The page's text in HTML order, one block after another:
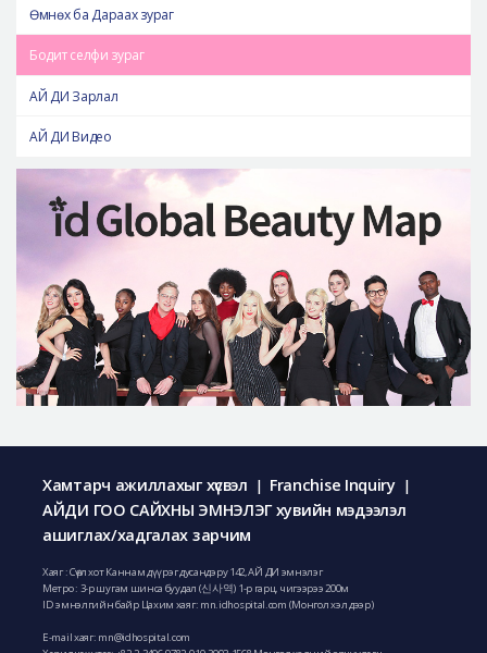
Өмнөх ба Дараах зураг
Бодит селфи зураг
АЙ ДИ Зарлал
АЙ ДИ Видео
Хамтарч ажиллахыг хүсвэл | Franchise Inquiry |
АЙДИ ГОО САЙХНЫ ЭМНЭЛЭГ хувийн мэдээлэл
ашиглах/хадгалах зарчим
Хаяг : Сөүл хот Каннам дүүрэг дусандэру 142, АЙ ДИ эмнэлэг
Метро : 3-р шугам шинса буудал (신사역) 1-р гарц, чигээрээ 200м
ID эмнэлгийн байр Цахим хаяг: mn.idhospital.com (Монгол хэл дээр)
E-mail хаяг: mn@idhospital.com